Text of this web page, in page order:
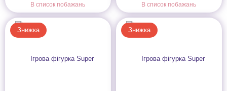
В список побажань В список побажань
Знижка Знижка